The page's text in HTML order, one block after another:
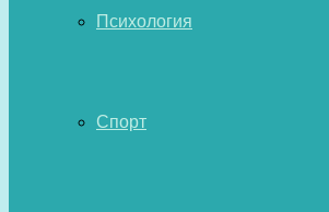
Психология
Спорт